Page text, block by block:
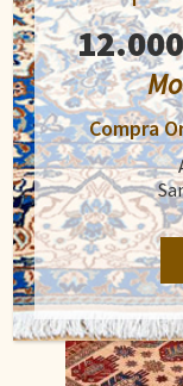
12.000
Compra